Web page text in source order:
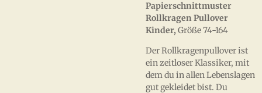
Papierschnittmuster
Rollkragen Pullover
Kinder,Größe 74-164
Der Rollkragenpullover ist
ein zeitloser Klassiker, mit
dem du in allen Lebenslagen
gut gekleidet bist. Du